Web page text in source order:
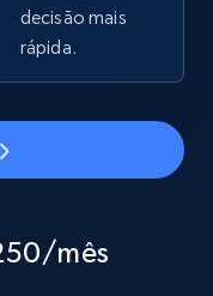
on products
number,
agora
decisão mais
rápida.
mês